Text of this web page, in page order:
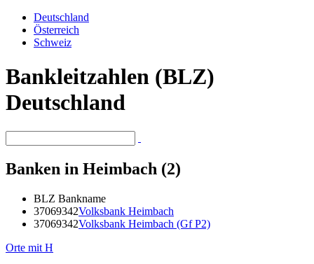
Deutschland
Österreich
Schweiz
Bankleitzahlen (BLZ)
Deutschland
Banken in Heimbach (2)
BLZ Bankname
37069342Volksbank Heimbach
37069342Volksbank Heimbach (Gf P2)
Orte mit H